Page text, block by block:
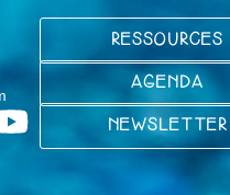
RESSOURCES
AGENDA
NEWSLETTER